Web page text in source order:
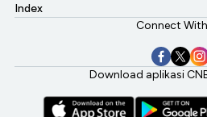
Index
Connect With
Download aplikasi